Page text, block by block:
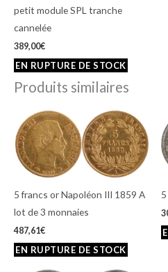
petit module SPL tranche
cannelée
389,00€
Produits similaires
5 francs or Napoléon III 1859 A
lot de 3 monnaies
487,61€